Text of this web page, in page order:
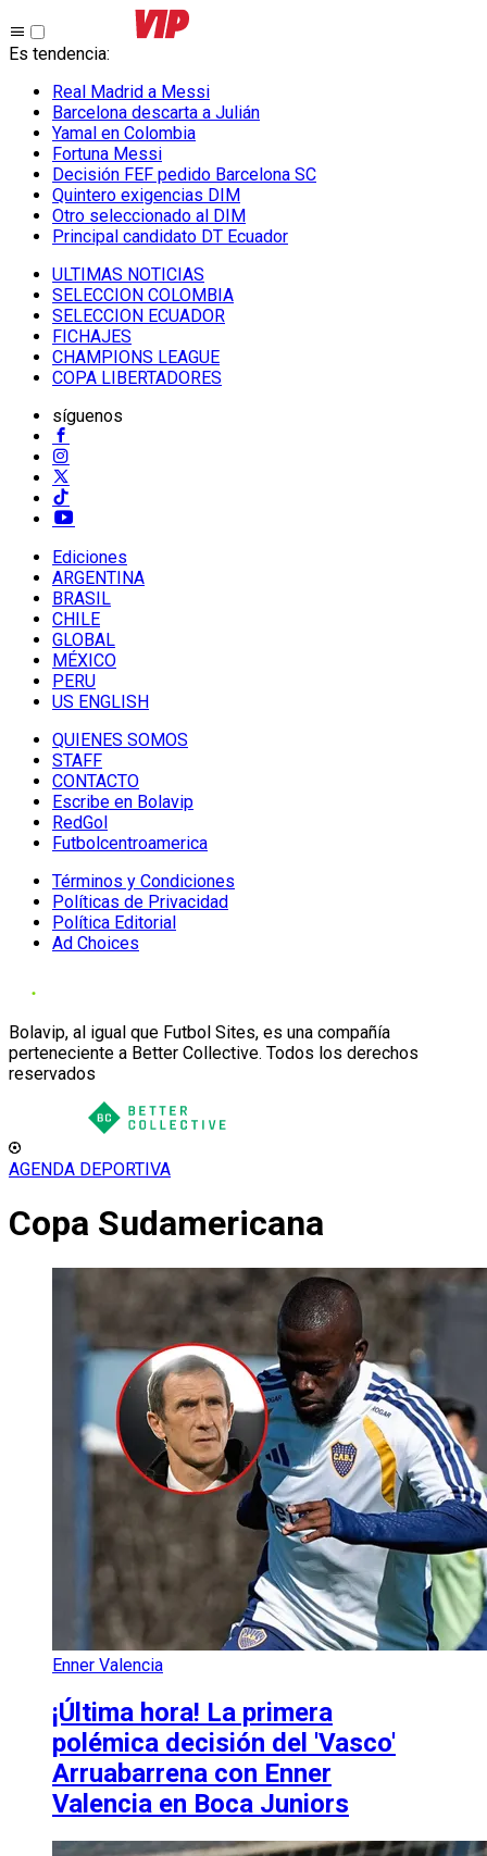
Es tendencia:
Real Madrid a Messi
Barcelona descarta a Julián
Yamal en Colombia
Fortuna Messi
Decisión FEF pedido Barcelona SC
Quintero exigencias DIM
Otro seleccionado al DIM
Principal candidato DT Ecuador
ULTIMAS NOTICIAS
SELECCION COLOMBIA
SELECCION ECUADOR
FICHAJES
CHAMPIONS LEAGUE
COPA LIBERTADORES
síguenos
Ediciones
ARGENTINA
BRASIL
CHILE
GLOBAL
MÉXICO
PERU
US ENGLISH
QUIENES SOMOS
STAFF
CONTACTO
Escribe en Bolavip
RedGol
Futbolcentroamerica
Términos y Condiciones
Políticas de Privacidad
Política Editorial
Ad Choices
Bolavip, al igual que Futbol Sites, es una compañía
perteneciente a Better Collective. Todos los derechos
reservados
AGENDA DEPORTIVA
Copa Sudamericana
Enner Valencia
¡Última hora! La primera
polémica decisión del 'Vasco'
Arruabarrena con Enner
Valencia en Boca Juniors